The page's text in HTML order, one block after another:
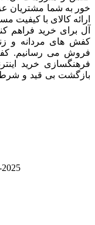
خور به شما مشتریان
ارائه کالای با
آل برای خرید فراهم
کفش های مردانه و
فروش می رسانیم.
فرهنگسازی خرید
بازگشت بی قید و شرط